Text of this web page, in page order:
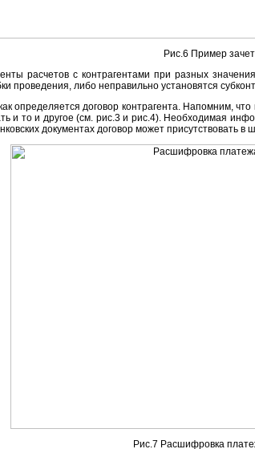
Рис.6 Пример
расчетов с контрагентами при разных
проведения, либо неправильно установятся
определяется договор контрагента. Напомним, что
и то и другое (см. рис.3 и рис.4). Необходимая
документах договор может присутствовать
Рис.7 Расшифровка